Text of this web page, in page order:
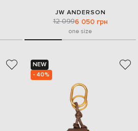
JW ANDERSON
12 0996 050 грн
one size
NEW
- 40%